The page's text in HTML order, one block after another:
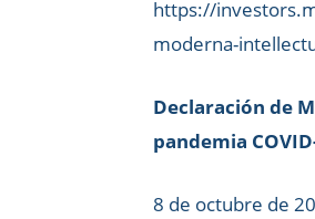
https://
moderna-
Declaración de
pandemia
8 de octubre de